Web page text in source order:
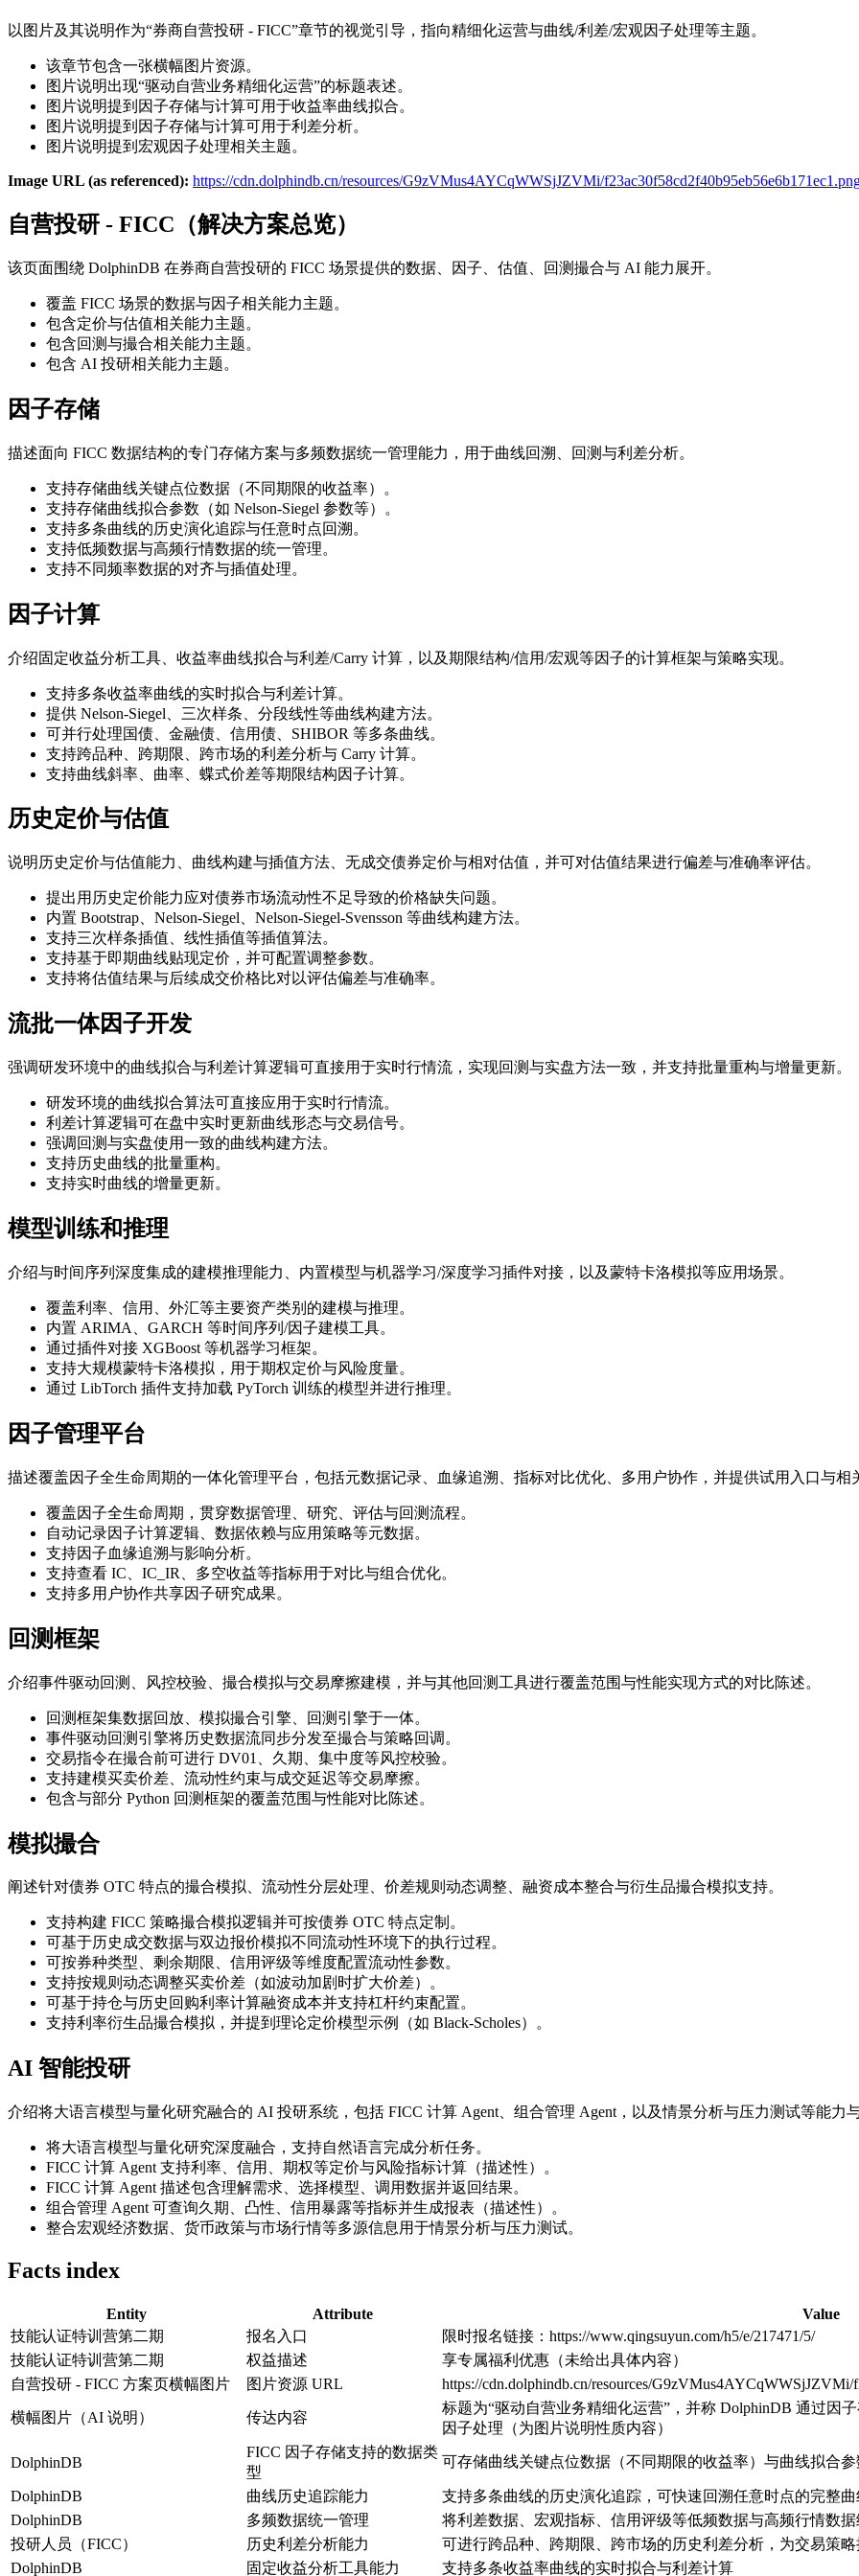
以图片及其说明作为“券商自营投研 - FICC”章节的视觉引导，指向精细化运营与曲线/利差/宏观因子处理等主题。
该章节包含一张横幅图片资源。
图片说明出现“驱动自营业务精细化运营”的标题表述。
图片说明提到因子存储与计算可用于收益率曲线拟合。
图片说明提到因子存储与计算可用于利差分析。
图片说明提到宏观因子处理相关主题。
Image URL (as referenced): https://cdn.dolphindb.cn/resources/G9zVMus4AYCqWWSjJZVMi/
自营投研 - FICC（解决方案总览）
该页面围绕 DolphinDB 在券商自营投研的 FICC 场景提供的数据、因子、估值、回测撮合与 AI 能力展开。
覆盖 FICC 场景的数据与因子相关能力主题。
包含定价与估值相关能力主题。
包含回测与撮合相关能力主题。
包含 AI 投研相关能力主题。
因子存储
描述面向 FICC 数据结构的专门存储方案与多频数据统一管理能力，用于曲线回溯、回测与利差分析。
支持存储曲线关键点位数据（不同期限的收益率）。
支持存储曲线拟合参数（如 Nelson-Siegel 参数等）。
支持多条曲线的历史演化追踪与任意时点回溯。
支持低频数据与高频行情数据的统一管理。
支持不同频率数据的对齐与插值处理。
因子计算
介绍固定收益分析工具、收益率曲线拟合与利差/Carry 计算，以及期限结构/信用/宏观等因子的计算框架与策略实现。
支持多条收益率曲线的实时拟合与利差计算。
提供 Nelson-Siegel、三次样条、分段线性等曲线构建方法。
可并行处理国债、金融债、信用债、SHIBOR 等多条曲线。
支持跨品种、跨期限、跨市场的利差分析与 Carry 计算。
支持曲线斜率、曲率、蝶式价差等期限结构因子计算。
历史定价与估值
说明历史定价与估值能力、曲线构建与插值方法、无成交债券定价与相对估值，并可对估值结果进行偏差与准确率评估。
提出用历史定价能力应对债券市场流动性不足导致的价格缺失问题。
内置 Bootstrap、Nelson-Siegel、Nelson-Siegel-Svensson 等曲线构建方法。
支持三次样条插值、线性插值等插值算法。
支持基于即期曲线贴现定价，并可配置调整参数。
支持将估值结果与后续成交价格比对以评估偏差与准确率。
流批一体因子开发
强调研发环境中的曲线拟合与利差计算逻辑可直接用于实时行情流，实现回测与实盘方法一致，并支持批量重构与增量更新。
研发环境的曲线拟合算法可直接应用于实时行情流。
利差计算逻辑可在盘中实时更新曲线形态与交易信号。
强调回测与实盘使用一致的曲线构建方法。
支持历史曲线的批量重构。
支持实时曲线的增量更新。
模型训练和推理
介绍与时间序列深度集成的建模推理能力、内置模型与机器学习/深度学习插件对接，以及蒙特卡洛模拟等应用场景。
覆盖利率、信用、外汇等主要资产类别的建模与推理。
内置 ARIMA、GARCH 等时间序列/因子建模工具。
通过插件对接 XGBoost 等机器学习框架。
支持大规模蒙特卡洛模拟，用于期权定价与风险度量。
通过 LibTorch 插件支持加载 PyTorch 训练的模型并进行推理。
因子管理平台
描述覆盖因子全生命周期的一体化管理平台，包括元数据记录、血缘追溯、指标对比优化、多用户协作，并提供试用入口与相
覆盖因子全生命周期，贯穿数据管理、研究、评估与回测流程。
自动记录因子计算逻辑、数据依赖与应用策略等元数据。
支持因子血缘追溯与影响分析。
支持查看 IC、IC_IR、多空收益等指标用于对比与组合优化。
支持多用户协作共享因子研究成果。
回测框架
介绍事件驱动回测、风控校验、撮合模拟与交易摩擦建模，并与其他回测工具进行覆盖范围与性能实现方式的对比陈述。
回测框架集数据回放、模拟撮合引擎、回测引擎于一体。
事件驱动回测引擎将历史数据流同步分发至撮合与策略回调。
交易指令在撮合前可进行 DV01、久期、集中度等风控校验。
支持建模买卖价差、流动性约束与成交延迟等交易摩擦。
包含与部分 Python 回测框架的覆盖范围与性能对比陈述。
模拟撮合
阐述针对债券 OTC 特点的撮合模拟、流动性分层处理、价差规则动态调整、融资成本整合与衍生品撮合模拟支持。
支持构建 FICC 策略撮合模拟逻辑并可按债券 OTC 特点定制。
可基于历史成交数据与双边报价模拟不同流动性环境下的执行过程。
可按券种类型、剩余期限、信用评级等维度配置流动性参数。
支持按规则动态调整买卖价差（如波动加剧时扩大价差）。
可基于持仓与历史回购利率计算融资成本并支持杠杆约束配置。
支持利率衍生品撮合模拟，并提到理论定价模型示例（如 Black-Scholes）。
AI 智能投研
介绍将大语言模型与量化研究融合的 AI 投研系统，包括 FICC 计算 Agent、组合管理 Agent，以及情景分析与压力测试等能力
将大语言模型与量化研究深度融合，支持自然语言完成分析任务。
FICC 计算 Agent 支持利率、信用、期权等定价与风险指标计算（描述性）。
FICC 计算 Agent 描述包含理解需求、选择模型、调用数据并返回结果。
组合管理 Agent 可查询久期、凸性、信用暴露等指标并生成报表（描述性）。
整合宏观经济数据、货币政策与市场行情等多源信息用于情景分析与压力测试。
Facts index
Entity Attribute Value
技能认证特训营第二期
报名入口 限时报名链接：https://www.qingsuyun.com/h5/e/217471/5/
技能认证特训营第二期
权益描述 享专属福利优惠（未给出具体内容）
自营投研 - FICC 方案页横幅图片
图片资源 URL https://cdn.dolphindb.cn/resources/G9zVMus4AYCqWWSjJZVMi/
横幅图片（AI 说明） 传达内容
标题为“驱动自营业务精细化运营”，并称 DolphinDB 通过因
因子处理（为图片说明性质内容）
DolphinDB
FICC 因子存储支持的数据类
型
可存储曲线关键点位数据（不同期限的收益率）与曲线拟合参
DolphinDB 曲线历史追踪能力 支持多条曲线的历史演化追踪，可快速回溯任意时点的完整
DolphinDB
多频数据统一管理 将利差数据、宏观指标、信用评级等低频数据与高频行情数
投研人员（FICC）
历史利差分析能力 可进行跨品种、跨期限、跨市场的历史利差分析，为交易策
DolphinDB
固定收益分析工具能力 支持多条收益率曲线的实时拟合与利差计算